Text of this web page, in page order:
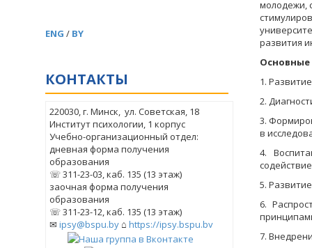
ENG / BY
КОНТАКТЫ
220030, г. Минск, ул. Советская, 18
Институт психологии, 1 корпус
Учебно-организационный отдел:
дневная форма получения
образования
☏ 311-23-03, каб. 135 (13 этаж)
заочная форма получения
образования
☏ 311-23-12, каб. 135 (13 этаж)
✉ ipsy@bspu.by ⌂ https://ipsy.bspu.by
молодежи,
развития
1.
2.
3.
в
4.
5.
6.
7.